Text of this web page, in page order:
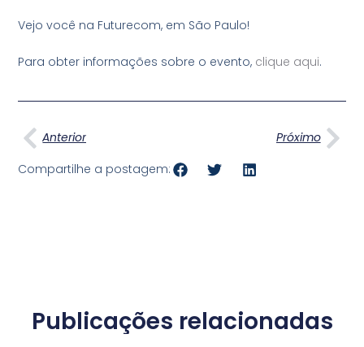
Vejo você na Futurecom, em São Paulo!
Para obter informações sobre o evento, clique aqui.
Anterior
Anterior Próximo
Compartilhe a postagem:
Publicações relacionadas